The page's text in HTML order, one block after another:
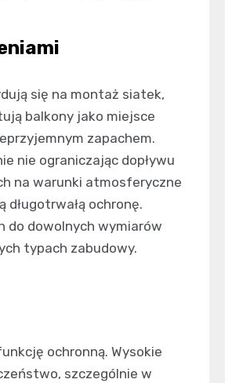
się na montaż siatek,
balkony jako miejsce
zapachem.
nie ograniczając dopływu
na warunki atmosferyczne
ochronę.
do dowolnych wymiarów
typach zabudowy.
ochronną. Wysokie
szczególnie w